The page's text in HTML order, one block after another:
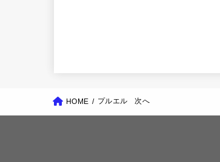
HOME プルエル 次へ